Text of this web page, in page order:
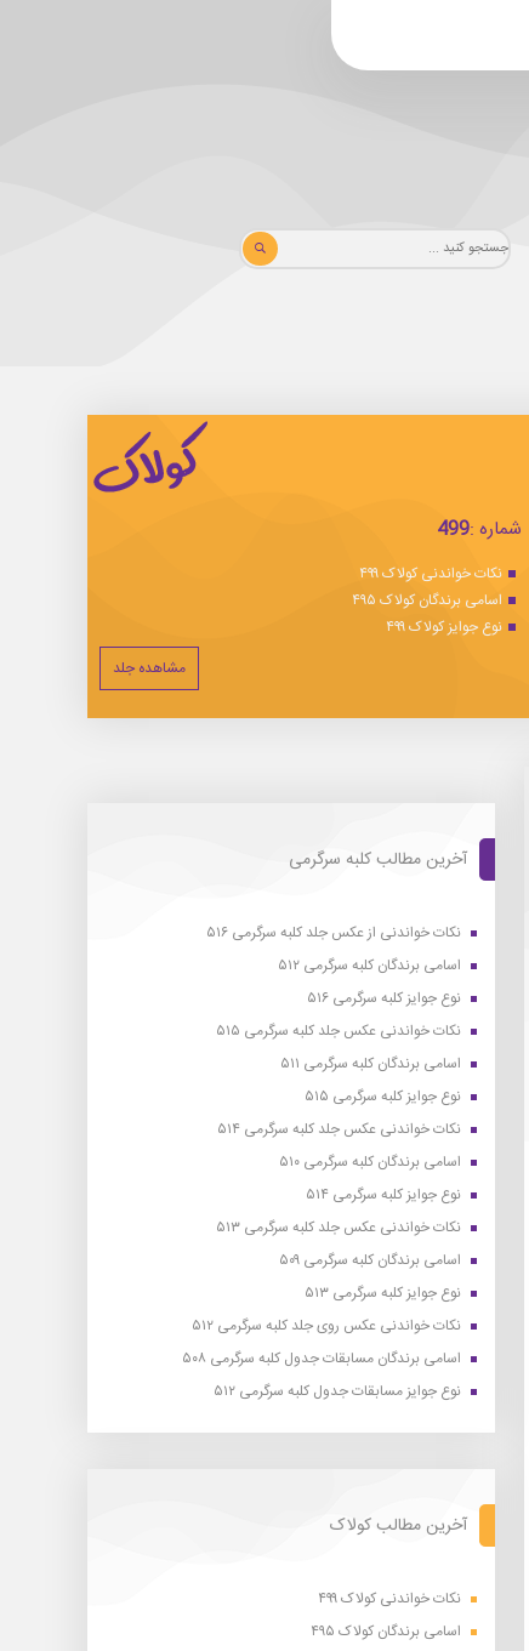
شماره :499
نکات خواندنی کولاک ۴۹۹
اسامی برندگان کولاک ۴۹۵
نوع جوایز کولاک ۴۹۹
مشاهده جلد
آخرین مطالب کلبه سرگرمی
نکات خواندنی از عکس جلد کلبه سرگرمی ۵۱۶
اسامی برندگان کلبه سرگرمی ۵۱۲
نوع جوایز کلبه سرگرمی ۵۱۶
نکات خواندنی عکس جلد کلبه سرگرمی ۵۱۵
اسامی برندگان کلبه سرگرمی ۵۱۱
نوع جوایز کلبه سرگرمی ۵۱۵
نکات خواندنی عکس جلد کلبه سرگرمی ۵۱۴
اسامی برندگان کلبه سرگرمی ۵۱۰
نوع جوایز کلبه سرگرمی ۵۱۴
نکات خواندنی عکس جلد کلبه سرگرمی ۵۱۳
اسامی برندگان کلبه سرگرمی ۵۰۹
نوع جوایز کلبه سرگرمی ۵۱۳
نکات خواندنی عکس روی جلد کلبه سرگرمی ۵۱۲
اسامی برندگان مسابقات جدول کلبه سرگرمی ۵۰۸
نوع جوایز مسابقات جدول کلبه سرگرمی ۵۱۲
آخرین مطالب کولاک
نکات خواندنی کولاک ۴۹۹
اسامی برندگان کولاک ۴۹۵